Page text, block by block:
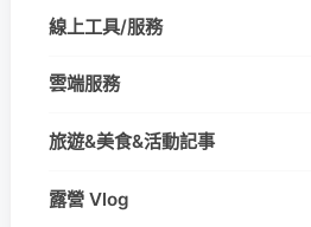
線上工具/服務
雲端服務
旅遊&美食&活動記事
露營 Vlog